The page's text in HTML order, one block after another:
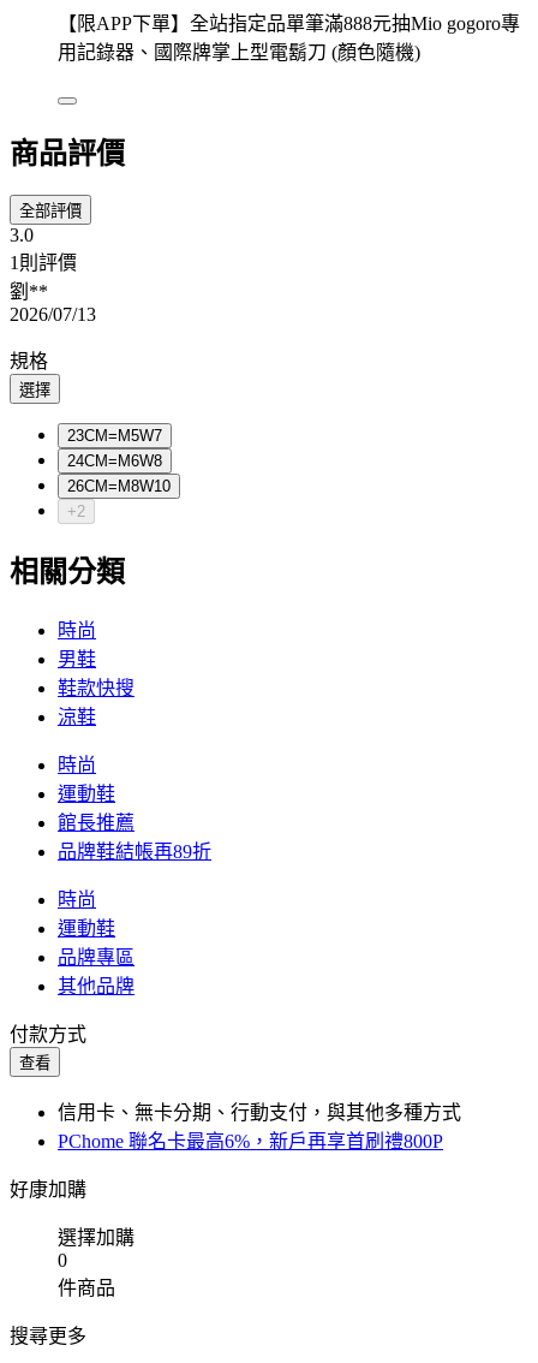
【限APP下單】全站指定品單筆滿888元抽Mio gogoro專
用記錄器、國際牌掌上型電鬍刀 (顏色隨機)
商品評價
全部評價
3.0
1則評價
劉**
2026/07/13
規格
選擇
23CM=M5W7
24CM=M6W8
26CM=M8W10
+2
相關分類
時尚
男鞋
鞋款快搜
涼鞋
時尚
運動鞋
館長推薦
品牌鞋結帳再89折
時尚
運動鞋
品牌專區
其他品牌
付款方式
查看
信用卡、無卡分期、行動支付，與其他多種方式
PChome 聯名卡最高6%，新戶再享首刷禮800P
好康加購
選擇加購
0
件商品
搜尋更多